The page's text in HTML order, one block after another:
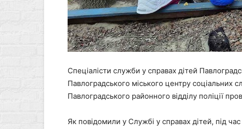
Спеціалісти служби у справах дітей
Павлоградського міського центру соціальних
Павлоградського районного відділу поліції
Як повідомили у Службі у справах дітей, під